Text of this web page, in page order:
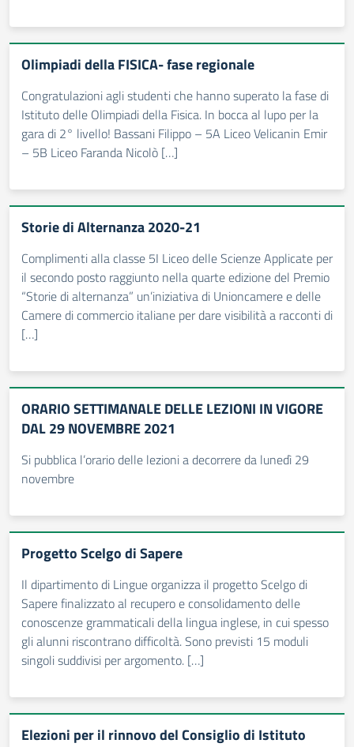
Olimpiadi della FISICA- fase regionale
Congratulazioni agli studenti che hanno superato la fase di
Istituto delle Olimpiadi della Fisica. In bocca al lupo per la
gara di 2° livello! Bassani Filippo – 5A Liceo Velicanin Emir
– 5B Liceo Faranda Nicolò […]
Storie di Alternanza 2020-21
Complimenti alla classe 5I Liceo delle Scienze Applicate per
il secondo posto raggiunto nella quarte edizione del Premio
“Storie di alternanza” un’iniziativa di Unioncamere e delle
Camere di commercio italiane per dare visibilità a racconti di
[…]
ORARIO SETTIMANALE DELLE LEZIONI IN VIGORE
DAL 29 NOVEMBRE 2021
Si pubblica l’orario delle lezioni a decorrere da lunedì 29
novembre
Progetto Scelgo di Sapere
Il dipartimento di Lingue organizza il progetto Scelgo di
Sapere finalizzato al recupero e consolidamento delle
conoscenze grammaticali della lingua inglese, in cui spesso
gli alunni riscontrano difficoltà. Sono previsti 15 moduli
singoli suddivisi per argomento. […]
Elezioni per il rinnovo del Consiglio di Istituto